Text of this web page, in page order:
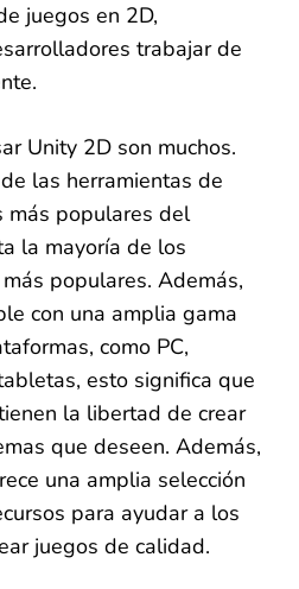
juegos en 2D,
trabajar de
Unity 2D son muchos.
las herramientas de
más populares del
la mayoría de los
populares. Además,
con una amplia gama
como PC,
esto significa que
la libertad de crear
que deseen. Además,
una amplia selección
para ayudar a los
juegos de calidad.